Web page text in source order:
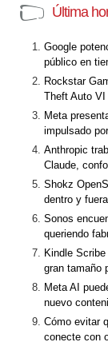
Última
Google
público en
Rockstar
Theft Auto
Meta
impulsado
Anthropic
Claude,
Shokz
dentro y
Sonos
queriendo
Kindle
gran tamaño
Meta AI
nuevo
Cómo evitar
conecte con